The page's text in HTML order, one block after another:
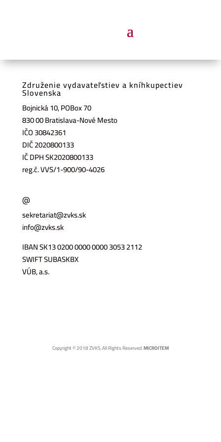
Združenie vydavateľstiev a kníhkupectiev
Slovenska
Bojnická 10, POBox 70
830 00 Bratislava-Nové Mesto
IČO 30842361
DIČ 2020800133
IČ DPH SK2020800133
reg.č. VVS/1-900/90-4026
@
sekretariat@zvks.sk
info@zvks.sk
IBAN SK13 0200 0000 0000 3053 2112
SWIFT SUBASKBX
VÚB, a.s.
Copyright © 2018 ZVKS. All Rights Reserved.MICROITEM